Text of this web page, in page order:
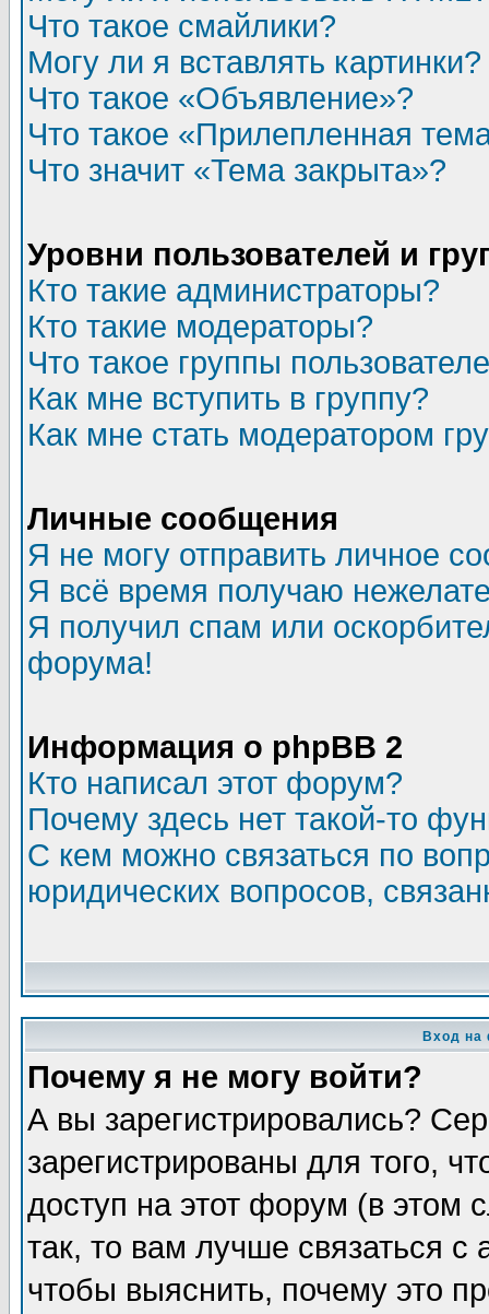
Что такое смайлики?
Могу ли я вставлять картинки?
Что такое «Объявление»?
Что такое «Прилепленная
Что значит «Тема закрыта»?
Уровни пользователей и
Кто такие администраторы?
Кто такие модераторы?
Что такое группы
Как мне вступить в группу?
Как мне стать модератором
Личные сообщения
Я не могу отправить личное
Я всё время получаю
Я получил спам или
форума!
Информация о phpBB 2
Кто написал этот форум?
Почему здесь нет такой-то
С кем можно связаться по
юридических вопросов,
Вход на
Почему я не могу войти?
А вы зарегистрировались?
зарегистрированы для того,
доступ на этот форум (в этом
так, то вам лучше связаться
чтобы выяснить, почему это